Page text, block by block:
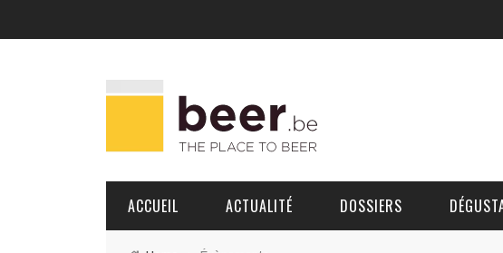
ACCUEIL ACTUALITÉ DOSSIERS